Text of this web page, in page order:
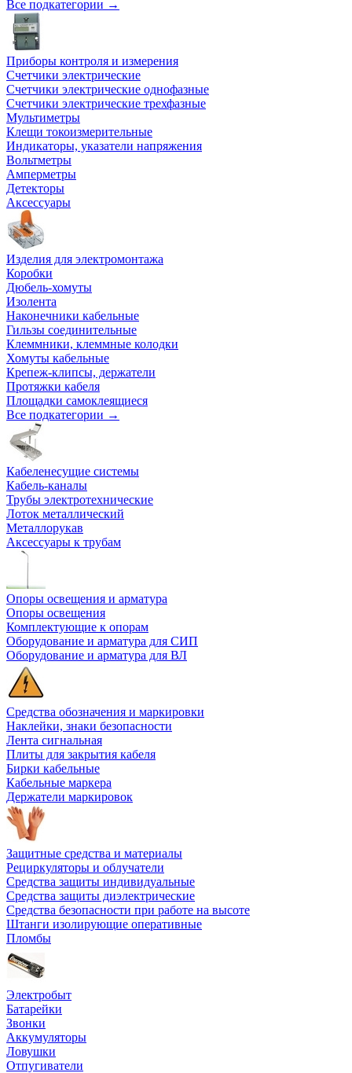
Все подкатегории →
Приборы контроля и измерения
Счетчики электрические
Счетчики электрические однофазные
Счетчики электрические трехфазные
Мультиметры
Клещи токоизмерительные
Индикаторы, указатели напряжения
Вольтметры
Амперметры
Детекторы
Аксессуары
Изделия для электромонтажа
Коробки
Дюбель-хомуты
Изолента
Наконечники кабельные
Гильзы соединительные
Клеммники, клеммные колодки
Хомуты кабельные
Крепеж-клипсы, держатели
Протяжки кабеля
Площадки самоклеящиеся
Все подкатегории →
Кабеленесущие системы
Кабель-каналы
Трубы электротехнические
Лоток металлический
Металлорукав
Аксессуары к трубам
Опоры освещения и арматура
Опоры освещения
Комплектующие к опорам
Оборудование и арматура для СИП
Оборудование и арматура для ВЛ
Средства обозначения и маркировки
Наклейки, знаки безопасности
Лента сигнальная
Плиты для закрытия кабеля
Бирки кабельные
Кабельные маркера
Держатели маркировок
Защитные средства и материалы
Рециркуляторы и облучатели
Средства защиты индивидуальные
Средства защиты диэлектрические
Средства безопасности при работе на высоте
Штанги изолирующие оперативные
Пломбы
Электробыт
Батарейки
Звонки
Аккумуляторы
Ловушки
Отпугиватели